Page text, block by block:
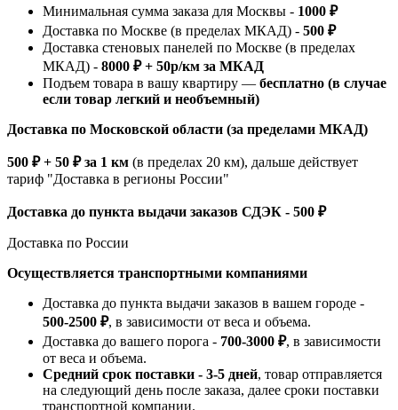
Минимальная сумма заказа для Москвы - 1000 ₽
Доставка по Москве (в пределах МКАД) - 500 ₽
Доставка стеновых панелей по Москве (в пределах
МКАД) - 8000 ₽ + 50р/км за МКАД
Подъем товара в вашу квартиру — бесплатно (в случае
если товар легкий и необъемный)
Доставка по Московской области (за пределами МКАД)
500 ₽ + 50 ₽ за 1 км (в пределах 20 км), дальше действует
тариф "Доставка в регионы России"
Доставка до пункта выдачи заказов СДЭК - 500 ₽
Доставка по России
Осуществляется транспортными компаниями
Доставка до пункта выдачи заказов в вашем городе -
500-2500 ₽, в зависимости от веса и объема.
Доставка до вашего порога - 700-3000 ₽, в зависимости
от веса и объема.
Средний срок поставки - 3-5 дней, товар отправляется
на следующий день после заказа, далее сроки поставки
транспортной компании.